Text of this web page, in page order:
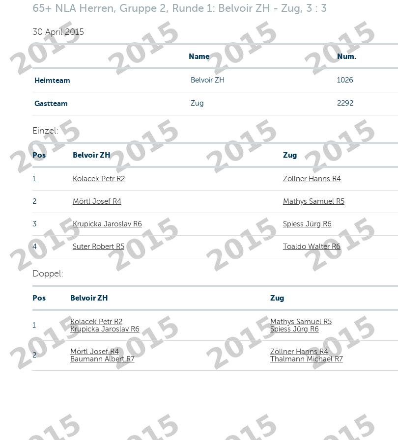
65+ NLA Herren, Gruppe 2, Runde 1: Belvoir ZH - Zug, 3 : 3
30 April 2015
Name Num.
Heimteam Belvoir ZH 1026
Gastteam Zug 2292
Einzel:
Pos Belvoir ZH Zug
1 Kolacek Petr R2 Zöllner Hanns R4
2 Mörtl Josef R4 Mathys Samuel R5
3 Krupicka Jaroslav R6 Spiess Jürg R6
4 Suter Robert R5 Toaldo Walter R6
Doppel:
Pos Belvoir ZH Zug
1
Kolacek Petr R2
Krupicka Jaroslav R6
Mathys Samuel R5
Spiess Jürg R6
2
Mörtl Josef R4
Baumann Albert R7
Zöllner Hanns R4
Thalmann Michael R7